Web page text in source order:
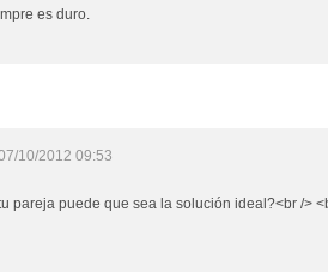
es duro.
10/2012 09:53
pareja puede que sea la solución ideal?<br />